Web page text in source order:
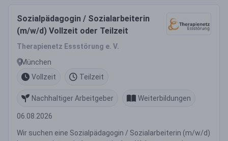
Sozialpädagogin / Sozialarbeiterin
(m/w/d) Vollzeit oder Teilzeit
Therapienetz Essstörung e. V.
München
Vollzeit
Teilzeit
Nachhaltiger Arbeitgeber Weiterbildungen
06.08.2026
Wir suchen eine Sozialpädagogin / Sozialarbeiterin (m/w/d)